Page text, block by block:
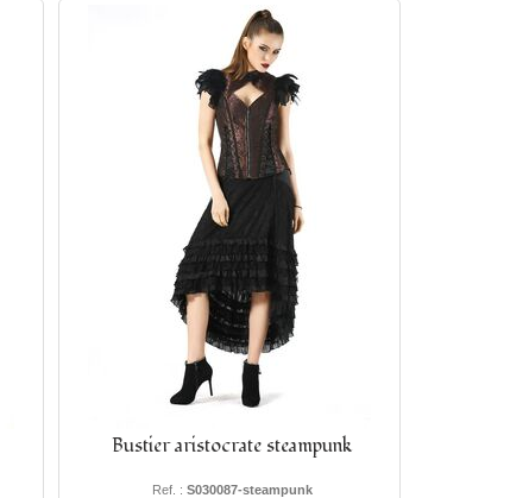
Bustier aristocrate steampunk
Ref. : S030087-steampunk